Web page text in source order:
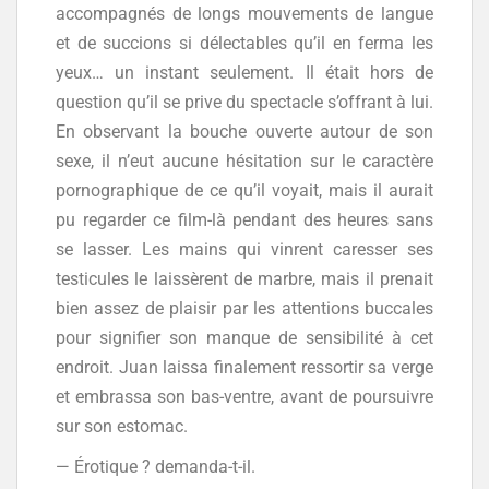
accompagnés de longs mouvements de langue
et de succions si délectables qu’il en ferma les
yeux… un instant seulement. Il était hors de
question qu’il se prive du spectacle s’offrant à lui.
En observant la bouche ouverte autour de son
sexe, il n’eut aucune hésitation sur le caractère
pornographique de ce qu’il voyait, mais il aurait
pu regarder ce film-là pendant des heures sans
se lasser. Les mains qui vinrent caresser ses
testicules le laissèrent de marbre, mais il prenait
bien assez de plaisir par les attentions buccales
pour signifier son manque de sensibilité à cet
endroit. Juan laissa finalement ressortir sa verge
et embrassa son bas-ventre, avant de poursuivre
sur son estomac.
— Érotique ? demanda-t-il.